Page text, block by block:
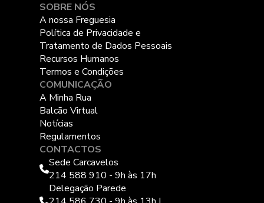
SOBRE NÓS
A nossa Freguesia
Política de Privacidade e
Tratamento de Dados Pessoais
Recursos Humanos
Termos e Condições
COMUNICAÇÃO
A Minha Rua
Balcão Virtual
Notícias
Regulamentos
CONTACTOS
Sede Carcavelos
214 588 910 - 9h às 17h
Delegação Parede